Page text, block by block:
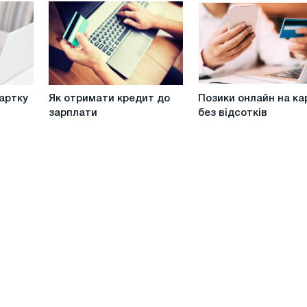
Україні
кредиту
без
довідки
про
доходи
Як
отримати
кредит
Як отримати кредит до
зарплати
Позики
онлайн
Позики онлайн на
без відсотків